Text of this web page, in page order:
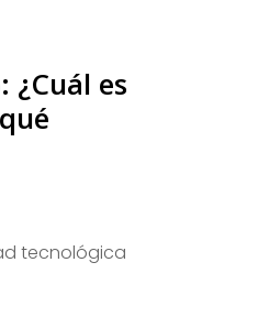
¿Cuál es
tecnológica